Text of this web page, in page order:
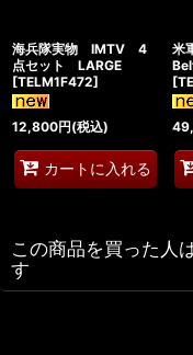
海兵隊実物 IMTV 4
点セット LARGE
[TELM1F472]
12,800円(税込)
カートに入れる
米
[
この商品を買った人
す